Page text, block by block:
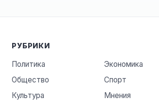
РУБРИКИ
Политика
Экономика
Общество
Спорт
Культура
Мнения